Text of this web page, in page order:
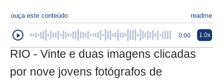
ouça este conteúdo readme
0:00 1.0x
RIO - Vinte e duas imagens clicadas
por nove jovens fotógrafos de